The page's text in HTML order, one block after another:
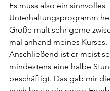
Es muss also ein sinnvolles
Unterhaltungsprogramm
Große malt sehr gerne
mal anhand meines Kurses.
Anschließend ist er meist
mindestens eine halbe
beschäftigt. Das gab mir